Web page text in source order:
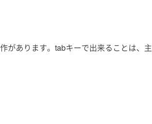
があります。tabキーで出来ることは、主